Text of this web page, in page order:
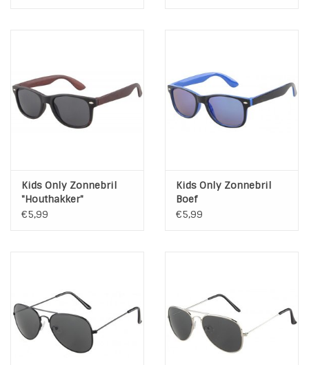
Kids Only Zonnebril
"Houthakker"
€5,99
Kids Only Zonnebril
Boef
€5,99